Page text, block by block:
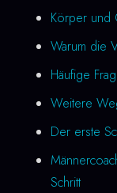
Körper und
Warum die
Häufige
Weitere
Der erste
Schritt